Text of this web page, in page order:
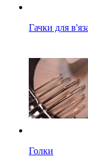
Гачки для
Голки